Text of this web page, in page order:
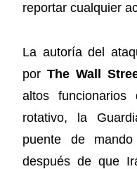
reportar cualquier
La autoría del
porThe Wall
altos funcionarios
rotativo, la
puente de
después de que